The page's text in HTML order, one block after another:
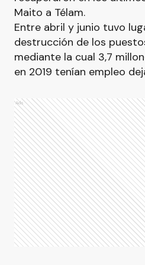
Maito a Télam.
Entre abril y junio tuvo
destrucción de los
mediante la cual 3,7
en 2019 tenían empleo
Ads